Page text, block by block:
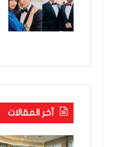
آخر المقالات